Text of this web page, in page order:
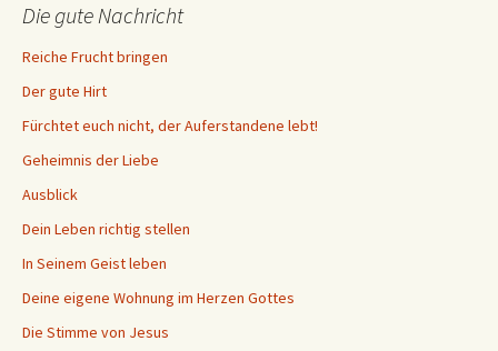
Die gute Nachricht
Reiche Frucht bringen
Der gute Hirt
Fürchtet euch nicht, der Auferstandene lebt!
Geheimnis der Liebe
Ausblick
Dein Leben richtig stellen
In Seinem Geist leben
Deine eigene Wohnung im Herzen Gottes
Die Stimme von Jesus